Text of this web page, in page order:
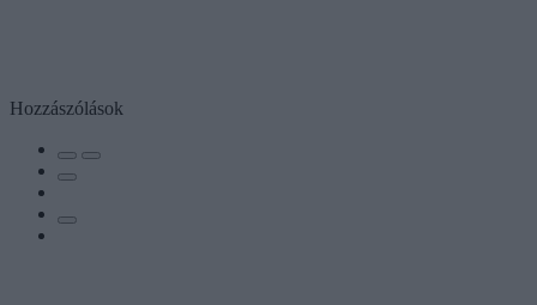
Hozzászólások